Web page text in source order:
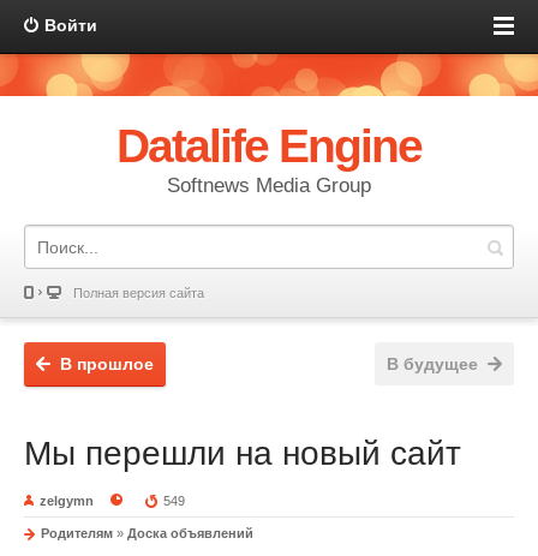
Войти
Datalife Engine
Softnews Media Group
Полная версия сайта
В будущее
В прошлое
Мы перешли на новый сайт
zelgymn 549
Родителям » Доска объявлений